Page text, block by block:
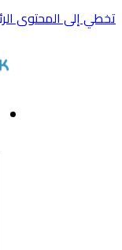
تخطي إلى المحتوى